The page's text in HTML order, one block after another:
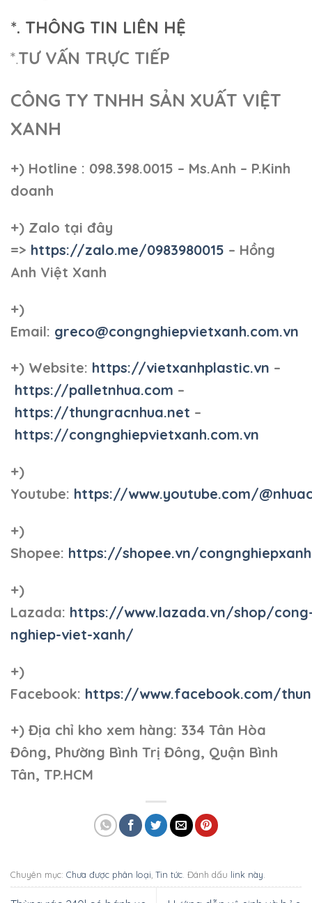
*. THÔNG TIN LIÊN HỆ
*.TƯ VẤN TRỰC TIẾP
CÔNG TY TNHH SẢN XUẤT VIỆT
XANH
+) Hotline : 098.398.0015 – Ms.Anh – P.Kinh
doanh
+) Zalo tại đây
=> https://zalo.me/0983980015 – Hồng
Anh Việt Xanh
+)
Email: greco@congnghiepvietxanh.com.vn
+) Website: https://vietxanhplastic.vn –
https://palletnhua.com –
https://thungracnhua.net –
https://congnghiepvietxanh.com.vn
+)
Youtube: https://www.youtube.com/
+)
Shopee: https://shopee.vn/
+)
Lazada: https://www.lazada.vn/shop/
nghiep-viet-xanh/
+)
Facebook: https://www.facebook.com/
+) Địa chỉ kho xem hàng: 334 Tân Hòa
Đông, Phường Bình Trị Đông, Quận Bình
Tân, TP.HCM
Chuyên mục: Chưa được phân loại Tin tức . Đánh dấu link này